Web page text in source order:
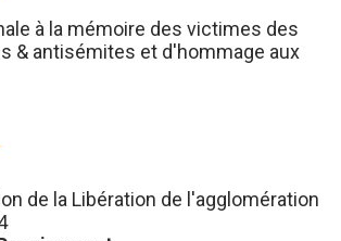
à la mémoire des victimes des
& antisémites et d'hommage aux
de la Libération de l'agglomération